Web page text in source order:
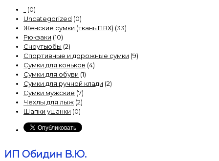
- (0)
Uncategorized (0)
Женские сумки (ткань ПВХ) (33)
Рюкзаки (10)
Сноутьюбы (2)
Спортивные и дорожные сумки (9)
Сумки для коньков (4)
Сумки для обуви (1)
Сумки для ручной клади (2)
Сумки мужские (7)
Чехлы для лыж (2)
Шапки ушанки (0)
ИП Обидин В.Ю.